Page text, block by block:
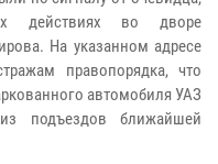
действиях во дворе
На указанном адресе
правопорядка, что
автомобиля УАЗ
подъездов ближайшей